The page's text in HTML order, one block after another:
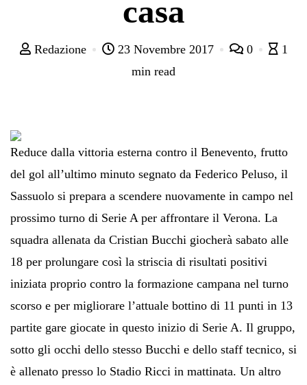
casa
Redazione 23 Novembre 2017 0
1
min read
Reduce dalla vittoria esterna contro il Benevento, frutto
del gol all’ultimo minuto segnato da Federico Peluso, il
Sassuolo si prepara a scendere nuovamente in campo nel
prossimo turno di Serie A per affrontare il Verona. La
squadra allenata da Cristian Bucchi giocherà sabato alle
18 per prolungare così la striscia di risultati positivi
iniziata proprio contro la formazione campana nel turno
scorso e per migliorare l’attuale bottino di 11 punti in 13
partite gare giocate in questo inizio di Serie A. Il gruppo,
sotto gli occhi dello stesso Bucchi e dello staff tecnico, si
è allenato presso lo Stadio Ricci in mattinata. Un altro